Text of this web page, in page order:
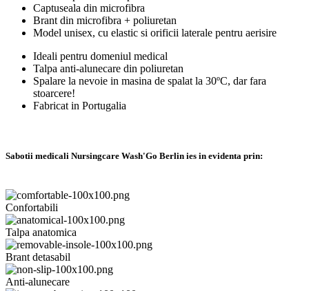
Captuseala din microfibra
Brant din microfibra + poliuretan
Model unisex, cu elastic si orificii laterale pentru aerisire
Ideali pentru domeniul medical
Talpa anti-alunecare din poliuretan
Spalare la nevoie in masina de spalat la 30ºC, dar fara
stoarcere!
Fabricat in Portugalia
Sabotii medicali Nursingcare Wash'Go Berlin ies in evidenta prin:
Confortabili
Talpa anatomica
Brant detasabil
Anti-alunecare